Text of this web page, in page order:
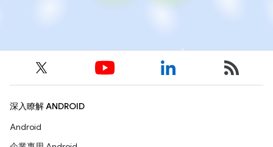
深入瞭解 ANDROID
Android